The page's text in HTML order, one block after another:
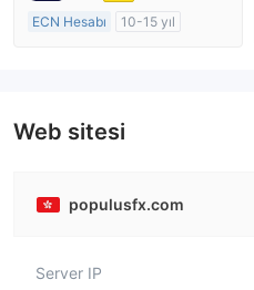
ECN Hesabı
10-15 yıl
Web sitesi
populusfx.com
Server IP